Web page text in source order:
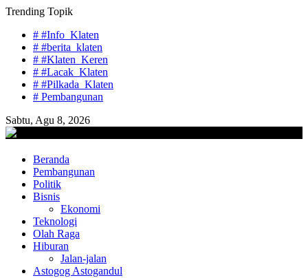
Skip
content
Trending Topik
# #Info_Klaten
# #berita_klaten
# #Klaten_Keren
# #Lacak_Klaten
# #Pilkada_Klaten
# Pembangunan
Sabtu, Agu 8, 2026
lacaknews.com
Lacak Gaya Baru
Beranda
Pembangunan
Politik
Bisnis
Ekonomi
Teknologi
Olah Raga
Hiburan
Jalan-jalan
Astogog Astogandul